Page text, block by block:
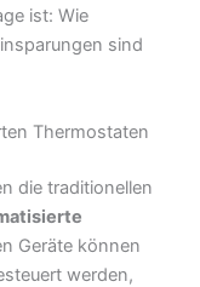
ist: Wie
sind
Thermostaten
die traditionellen
Geräte können
werden,